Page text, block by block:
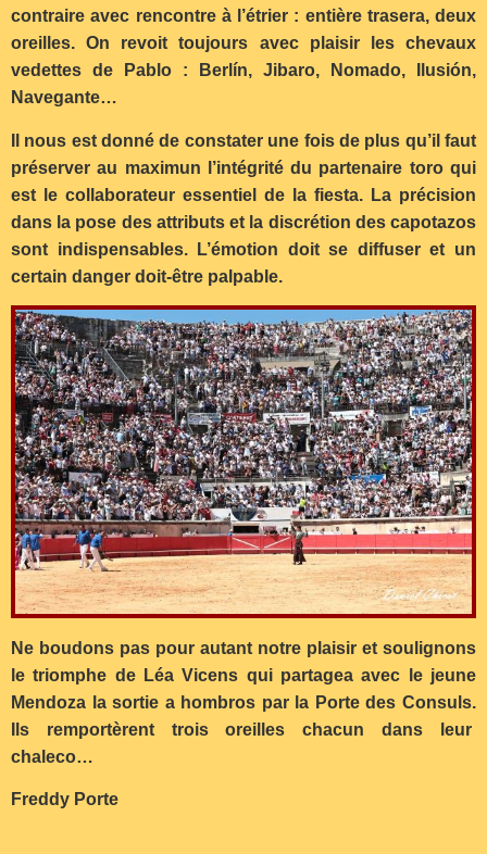
contraire avec rencontre à l’étrier : entière trasera, deux
oreilles. On revoit toujours avec plaisir les chevaux
vedettes de Pablo : Berlín, Jibaro, Nomado, Ilusión,
Navegante…
Il nous est donné de constater une fois de plus qu’il faut
préserver au maximun l’intégrité du partenaire toro qui
est le collaborateur essentiel de la fiesta. La précision
dans la pose des attributs et la discrétion des capotazos
sont indispensables. L’émotion doit se diffuser et un
certain danger doit-être palpable.
Ne boudons pas pour autant notre plaisir et soulignons
le triomphe de Léa Vicens qui partagea avec le jeune
Mendoza la sortie a hombros par la Porte des Consuls.
Ils remportèrent trois oreilles chacun dans leur
chaleco…
Freddy Porte